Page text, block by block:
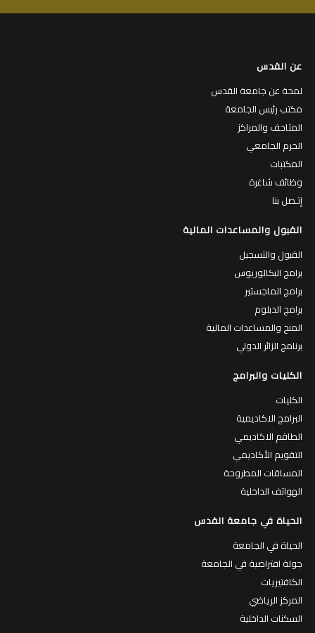
عن القدس
لمحة عن جامعة القدس
مكتب رئيس الجامعة
المتاحف والمراكز
الحرم الجامعي
المكتبات
وظائف شاغرة
إتـصل بنا
القبول والمساعدات المالية
القبول والتسجيل
برامج البكالوريوس
برامج الماجستير
برامج الدبلوم
المنح والمساعدات المالية
برنامج الزائر الدولي
الكليات والبرامج
الكليات
البرامج الاكاديمية
الطاقم الاكاديمي
التقويم الأكاديمي
المساقات المطروحة
الهواتف الداخلية
الحياة في جامعة القدس
الحياة في الجامعة
جولة افتراضية في الجامعة
الكافتيريات
المركز الرياضي
السكنات الداخلية